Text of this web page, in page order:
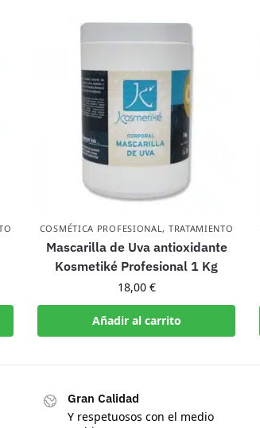
COSMÉTICA PROFESIONAL, TRATAMIENTO
Mascarilla de Uva antioxidante
Kosmetiké Profesional 1 Kg
18,00 €
Añadir al carrito
Gran Calidad
Y respetuosos con el medio